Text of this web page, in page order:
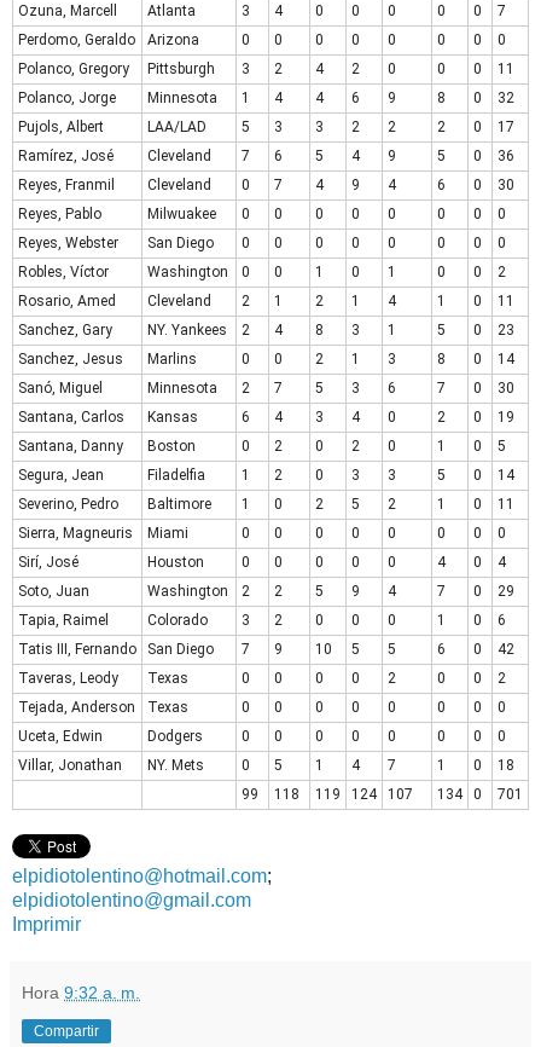
Ozuna, Marcell Atlanta 3 4 0 0 0 0 0
7
Perdomo, Geraldo
Arizona 0 0 0 0 0 0 0
0
Polanco, Gregory
Pittsburgh 3 2 4 2 0 0 0
11
Polanco, Jorge
Minnesota 1 4 4 6 9 8 0
32
Pujols, Albert
LAA/LAD 5 3 3 2 2 2 0
17
Ramírez, José
Cleveland 7 6 5 4 9 5 0
36
Reyes, Franmil
Cleveland 0 7 4 9 4 6 0
30
Reyes, Pablo
Milwuakee 0 0 0 0 0 0 0
0
Reyes, Webster
San Diego 0 0 0 0 0 0 0
0
Robles, Víctor
Washington 0 0 1 0 1 0 0
2
Rosario, Amed
Cleveland 2 1 2 1 4 1 0
11
Sanchez, Gary
NY. Yankees 2 4 8 3 1 5 0
23
Sanchez, Jesus
Marlins 0 0 2 1 3 8 0
14
Sanó, Miguel
Minnesota 2 7 5 3 6 7 0
30
Santana, Carlos
Kansas 6 4 3 4 0 2 0
19
Santana, Danny
Boston 0 2 0 2 0 1 0
5
Segura, Jean
Filadelfia 1 2 0 3 3 5 0
14
Severino, Pedro
Baltimore 1 0 2 5 2 1 0
11
Sierra, Magneuris
Miami 0 0 0 0 0 0 0
0
Sirí, José
Houston 0 0 0 0 0 4 0
4
Soto, Juan
Washington 2 2 5 9 4 7 0
29
Tapia, Raimel
Colorado 3 2 0 0 0 1 0
6
Tatis III, Fernando
San Diego 7 9 10 5 5 6 0
42
Taveras, Leody
Texas 0 0 0 0 2 0 0
2
Tejada, Anderson
Texas 0 0 0 0 0 0 0
0
Uceta, Edwin
Dodgers 0 0 0 0 0 0 0
0
Villar, Jonathan
NY. Mets 0 5 1 4 7 1 0
18
99
118 119 124 107 134 0 701
elpidiotolentino@hotmail.com;
elpidiotolentino@gmail.com
Imprimir
Hora 9:32 a. m.
Compartir